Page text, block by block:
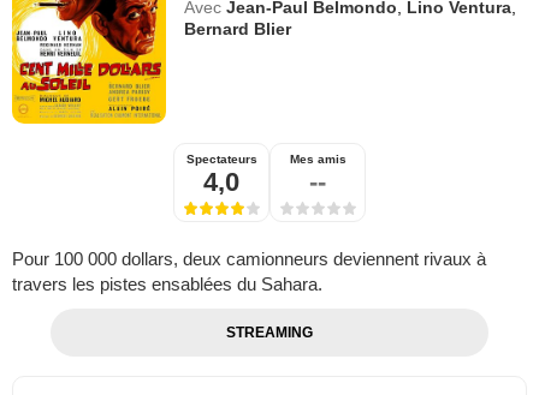
Avec Jean-Paul Belmondo Lino Ventura
Bernard Blier
Spectateurs
4,0
Mes amis
--
Pour 100 000 dollars, deux camionneurs deviennent rivaux à
travers les pistes ensablées du Sahara.
STREAMING